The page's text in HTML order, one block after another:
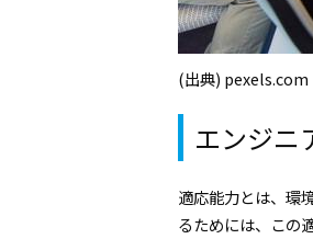
(出典) pexels.com
エンジニ
適応能力とは、環
るためには、この